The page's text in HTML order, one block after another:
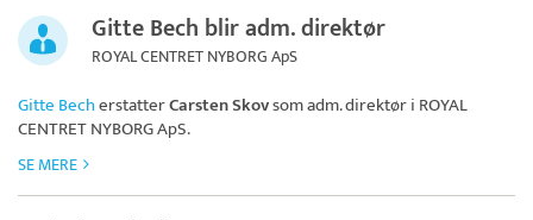
Gitte Bech blir adm. direktør
ROYAL CENTRET NYBORG ApS
Gitte BecherstatterCarsten Skovsom adm. direktør i ROYAL
CENTRET NYBORG ApS.
SE MERE